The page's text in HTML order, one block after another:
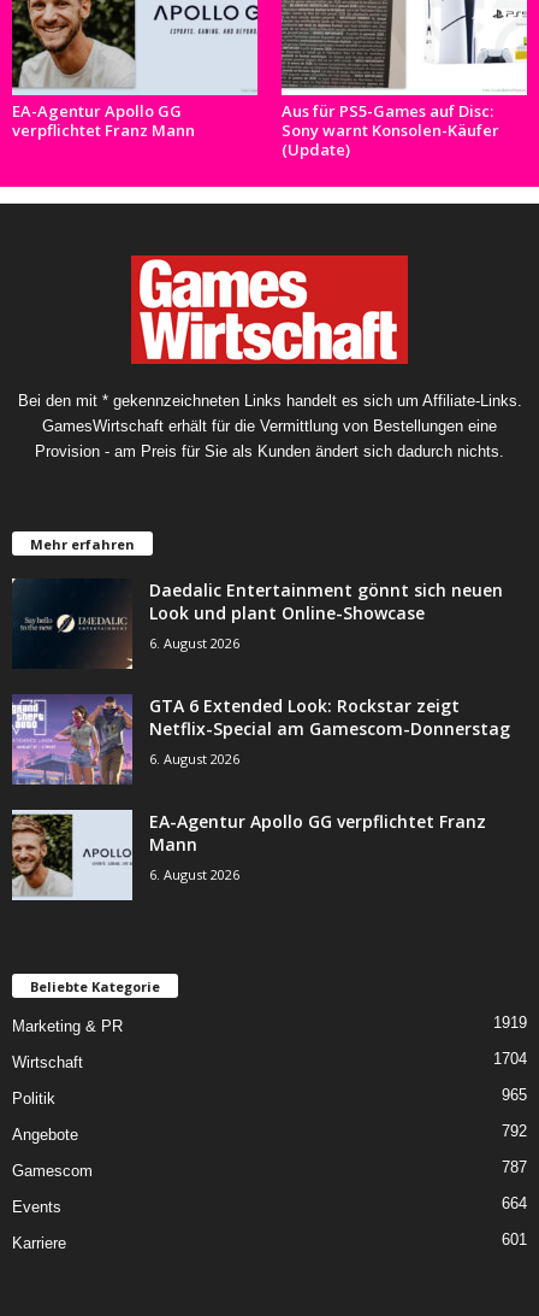
EA-Agentur Apollo GG
verpflichtet Franz Mann
Aus für PS5-Games auf Disc:
Sony warnt Konsolen-Käufer
(Update)
Bei den mit * gekennzeichneten Links handelt es sich um Affiliate-Links.
GamesWirtschaft erhält für die Vermittlung von Bestellungen eine
Provision - am Preis für Sie als Kunden ändert sich dadurch nichts.
Mehr erfahren
Daedalic Entertainment gönnt sich neuen
Look und plant Online-Showcase
6. August 2026
GTA 6 Extended Look: Rockstar zeigt
Netflix-Special am Gamescom-Donnerstag
6. August 2026
EA-Agentur Apollo GG verpflichtet Franz
Mann
6. August 2026
Beliebte Kategorie
Marketing & PR 1919
Wirtschaft 1704
Politik 965
Angebote 792
Gamescom 787
Events 664
Karriere 601